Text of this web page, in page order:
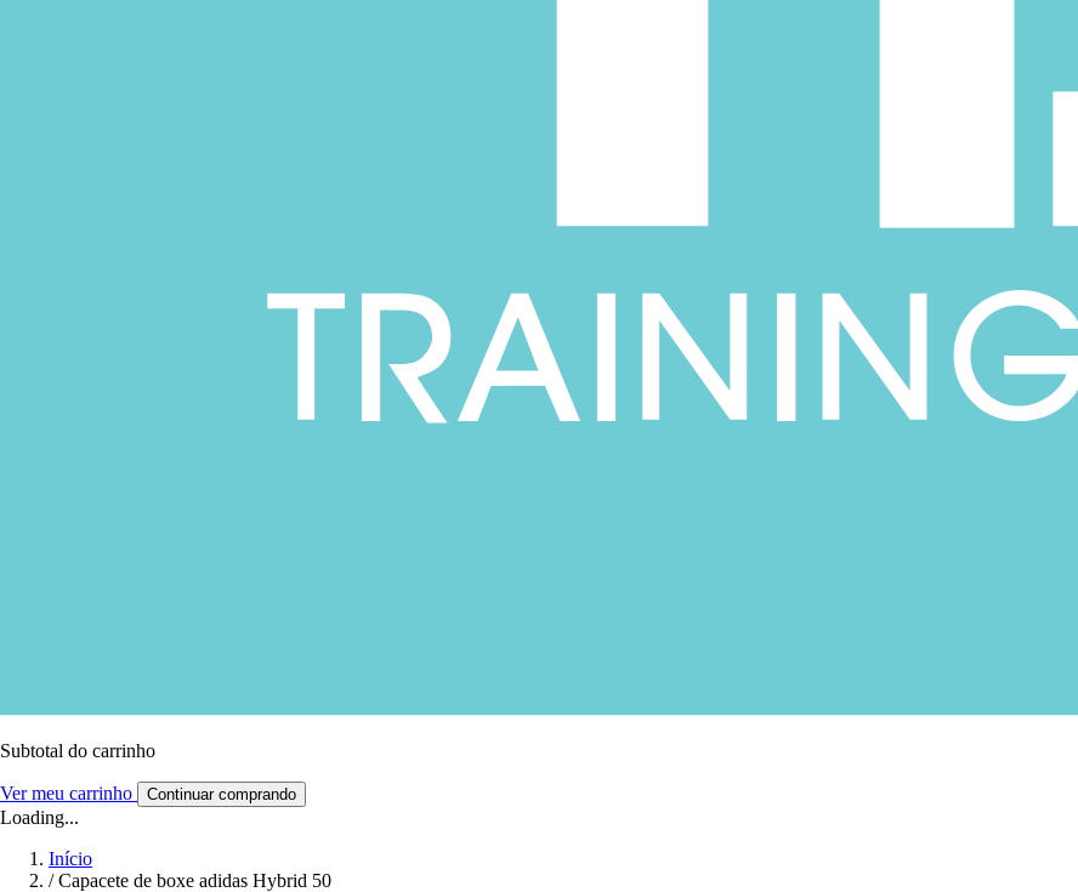
Subtotal do carrinho
Ver meu carrinho Continuar comprando
Loading...
Início
/ Capacete de boxe adidas Hybrid 50